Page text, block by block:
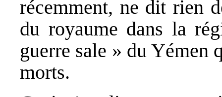
récemment, ne dit rien
du royaume dans la
guerre sale » du Yémen
morts.